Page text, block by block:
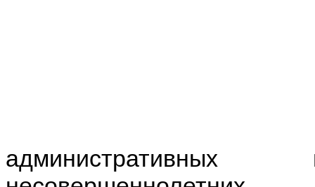
административных